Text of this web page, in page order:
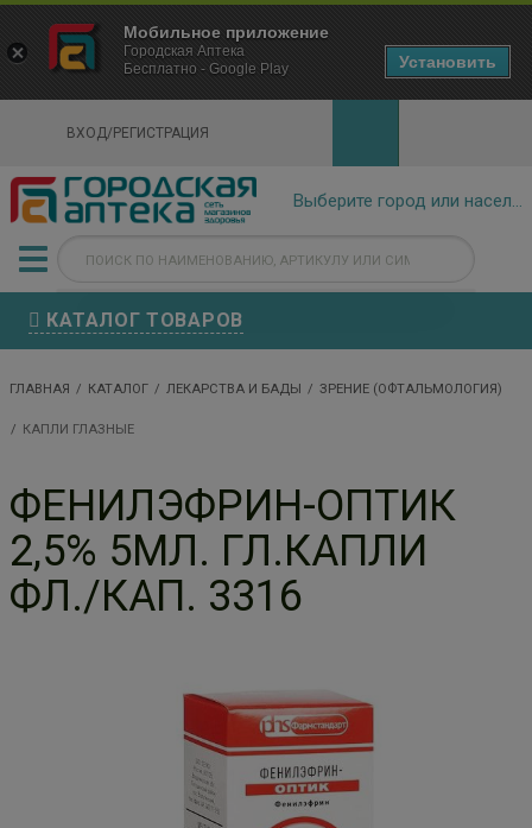
ВХОД/РЕГИСТРАЦИЯ
КАТАЛОГ ТОВАРОВ
ГЛАВНАЯ КАТАЛОГ ЛЕКАРСТВА И БАДЫ ЗРЕНИЕ (ОФТАЛЬМОЛОГИЯ)
КАПЛИ ГЛАЗНЫЕ
ФЕНИЛЭФРИН-ОПТИК
2,5% 5МЛ. ГЛ.КАПЛИ
ФЛ./КАП. 3316
×
Городская Аптека Маркетплейс
- In Google Play
Мобильное приложение
Городская Аптека
Бесплатно - Google Play
Установить